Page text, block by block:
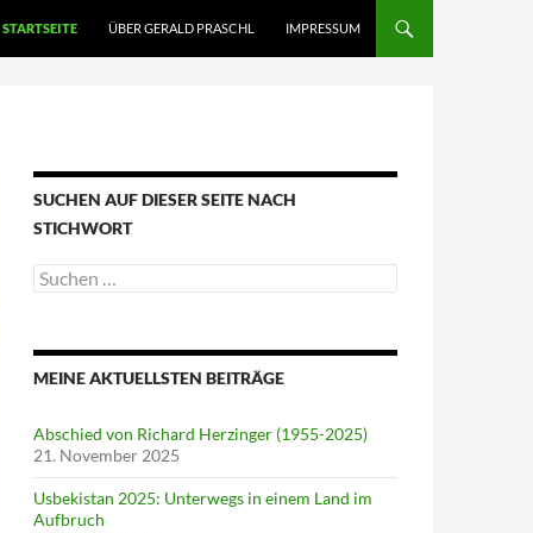
STARTSEITE ÜBER GERALD PRASCHL IMPRESSUM
SUCHEN AUF DIESER SEITE NACH
STICHWORT
Suche
nach:
MEINE AKTUELLSTEN BEITRÄGE
Abschied von Richard Herzinger (1955-2025)
21. November 2025
Usbekistan 2025: Unterwegs in einem Land im
Aufbruch